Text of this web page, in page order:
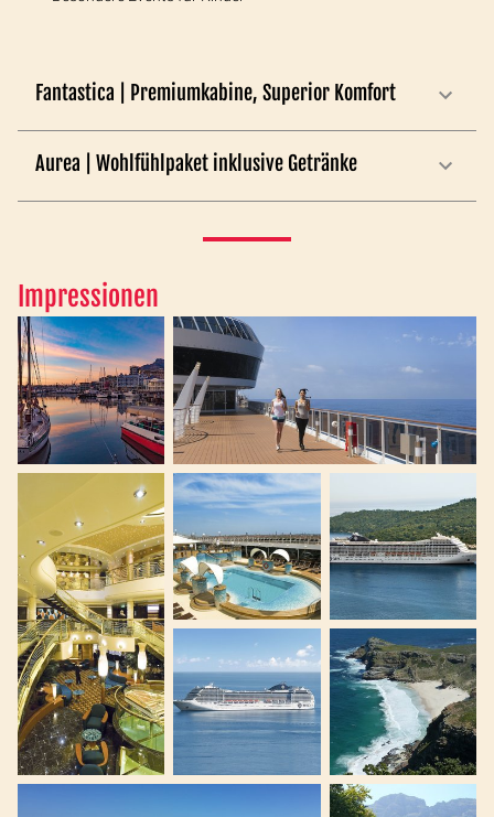
Fantastica | Premiumkabine, Superior Komfort
Aurea | Wohlfühlpaket inklusive Getränke
Impressionen